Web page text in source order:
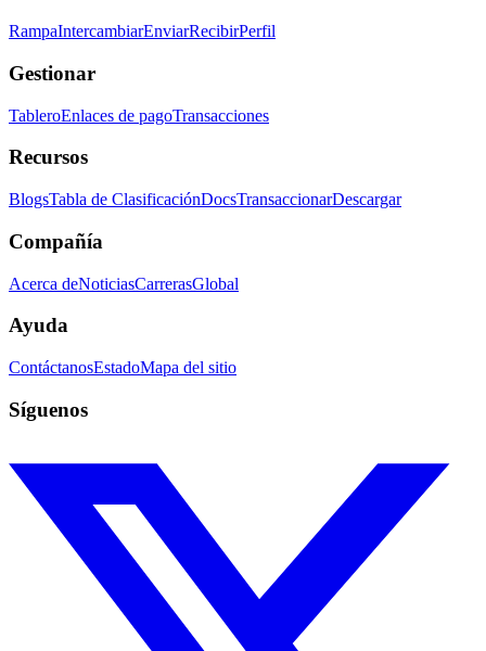
RampaIntercambiarEnviarRecibirPerfil
Gestionar
TableroEnlaces de pagoTransacciones
Recursos
BlogsTabla de ClasificaciónDocsTransaccionarDescargar
Compañía
Acerca deNoticiasCarrerasGlobal
Ayuda
ContáctanosEstadoMapa del sitio
Síguenos